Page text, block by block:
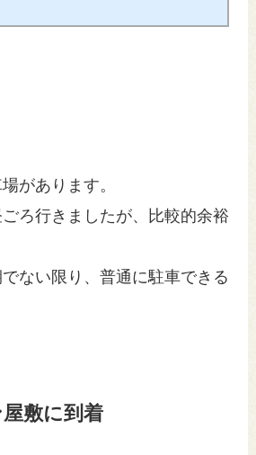
があります。
ろ行きましたが、比較的余裕
ない限り、普通に駐車できる
敷に到着